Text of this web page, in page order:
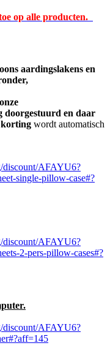
op alle producten.
aardingslakens en
doorgestuurd en daar
wordt automatisch
discount/AFAYU6?
single-pillow-case#?
discount/AFAYU6?
2-pers-pillow-cases#?
discount/AFAYU6?